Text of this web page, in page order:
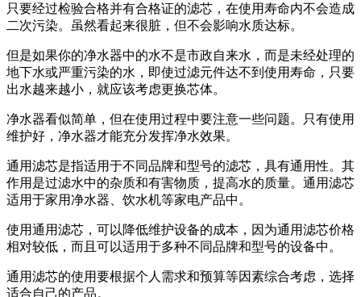
只要经过检验合格并有合格证的滤芯，在使用寿命内不会造成
二次污染。虽然看起来很脏，但不会影响水质达标。
但是如果你的净水器中的水不是市政自来水，而是未经处理的
地下水或严重污染的水，即使过滤元件达不到使用寿命，只要
出水越来越小，就应该考虑更换芯体。
净水器看似简单，但在使用过程中要注意一些问题。只有使用
维护好，净水器才能充分发挥净水效果。
通用滤芯是指适用于不同品牌和型号的滤芯，具有通用性。其
作用是过滤水中的杂质和有害物质，提高水的质量。通用滤芯
适用于家用净水器、饮水机等家电产品中。
使用通用滤芯，可以降低维护设备的成本，因为通用滤芯价格
相对较低，而且可以适用于多种不同品牌和型号的设备中。
通用滤芯的使用要根据个人需求和预算等因素综合考虑，选择
适合自己的产品。